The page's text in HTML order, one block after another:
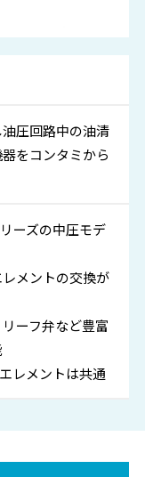
圧回路中の油清
をコンタミから
ーズの中圧モデ
メントの交換が
ーフ弁など豊富
レメントは共通